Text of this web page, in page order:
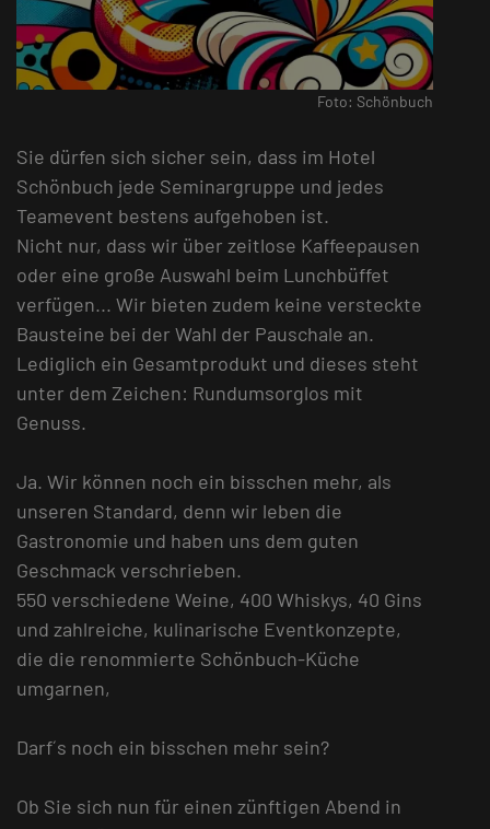
Foto: Schönbuch
Sie dürfen sich sicher sein, dass im Hotel
Schönbuch jede Seminargruppe und jedes
Teamevent bestens aufgehoben ist.
Nicht nur, dass wir über zeitlose Kaffeepausen
oder eine große Auswahl beim Lunchbüffet
verfügen... Wir bieten zudem keine versteckte
Bausteine bei der Wahl der Pauschale an.
Lediglich ein Gesamtprodukt und dieses steht
unter dem Zeichen: Rundumsorglos mit
Genuss.
Ja. Wir können noch ein bisschen mehr, als
unseren Standard, denn wir leben die
Gastronomie und haben uns dem guten
Geschmack verschrieben.
550 verschiedene Weine, 400 Whiskys, 40 Gins
und zahlreiche, kulinarische Eventkonzepte,
die die renommierte Schönbuch-Küche
umgarnen,
Darf´s noch ein bisschen mehr sein?
Ob Sie sich nun für einen zünftigen Abend in